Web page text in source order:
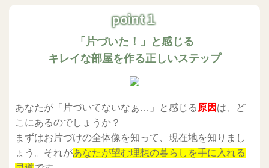
point１
「片づいた！」と感じる
キレイな部屋を作る正しいステップ
あなたが「片づいてないなぁ…」と感じる 原因 は、ど
こにあるのでしょうか？
まずはお片づけの全体像を知って、現在地を知りまし
ょう。それがあなたが望む理想の暮らしを手に入れる